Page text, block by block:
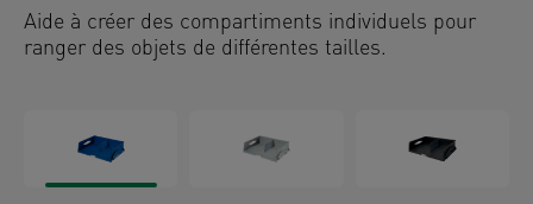
Aide à créer des compartiments individuels pour
ranger des objets de différentes tailles.